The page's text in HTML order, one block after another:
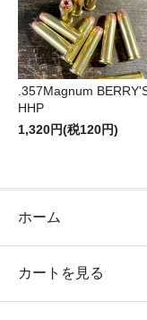
.357Magnum
HHP
1,320円(税120円)
ホーム
カートを見る